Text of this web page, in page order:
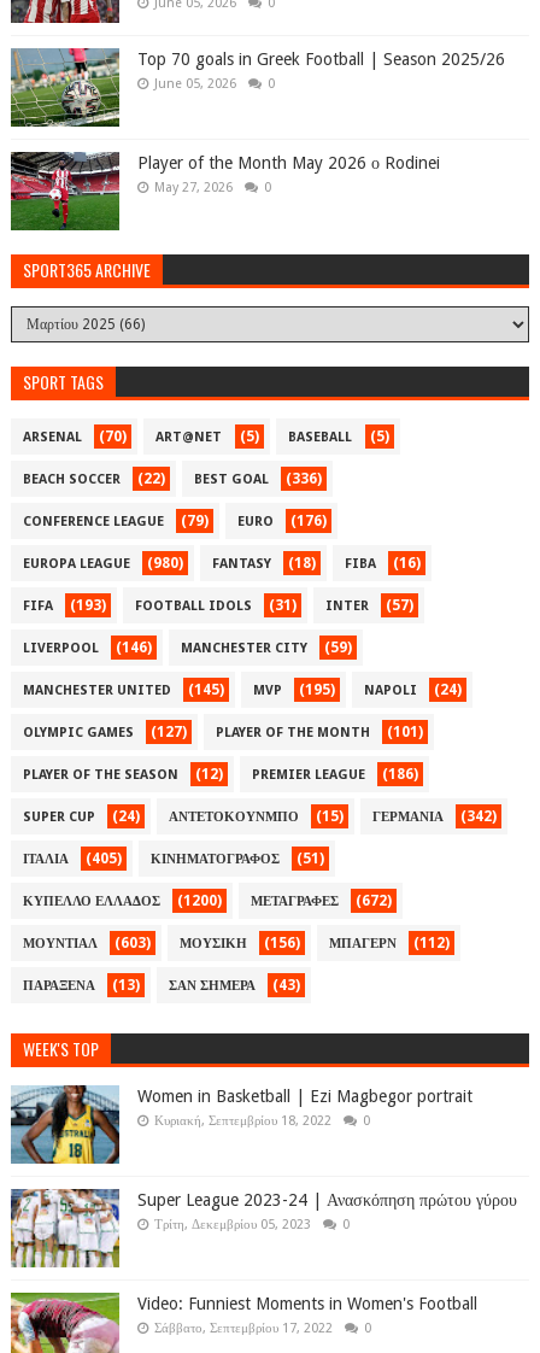
Top 70 goals in Greek Football | Season 2025/26
June 05, 2026 0
Player of the Month May 2026 ο Rodinei
May 27, 2026 0
SPORT365 ARCHIVE
SPORT TAGS
ARSENAL (70) ART@NET (5) BASEBALL (5)
BEACH SOCCER (22) BEST GOAL (336)
CONFERENCE LEAGUE (79) EURO (176)
EUROPA LEAGUE (980) FANTASY (18) FIBA (16)
FIFA (193) FOOTBALL IDOLS (31) INTER (57)
LIVERPOOL (146) MANCHESTER CITY (59)
MANCHESTER UNITED (145) MVP (195) NAPOLI (24)
OLYMPIC GAMES (127) PLAYER OF THE MONTH (101)
PLAYER OF THE SEASON (12) PREMIER LEAGUE (186)
SUPER CUP (24) ΑΝΤΕΤΟΚΟΥΝΜΠΟ (15) ΓΕΡΜΑΝΙΑ (342)
ΙΤΑΛΙΑ (405) ΚΙΝΗΜΑΤΟΓΡΑΦΟΣ (51)
ΚΥΠΕΛΛΟ ΕΛΛΑΔΟΣ (1200) ΜΕΤΑΓΡΑΦΕΣ (672)
ΜΟΥΝΤΙΑΛ (603) ΜΟΥΣΙΚΗ (156) ΜΠΑΓΕΡΝ (112)
ΠΑΡΑΞΕΝΑ (13) ΣΑΝ ΣΗΜΕΡΑ (43)
WEEK'S TOP
Women in Basketball | Ezi Magbegor portrait
Κυριακή, Σεπτεμβρίου 18, 2022 0
Super League 2023-24 | Ανασκόπηση πρώτου γύρου
Τρίτη, Δεκεμβρίου 05, 2023 0
Video: Funniest Moments in Women's Football
Σάββατο, Σεπτεμβρίου 17, 2022 0